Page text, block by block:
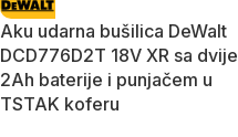
Aku udarna bušilica DeWalt
DCD776D2T 18V XR sa dvije
2Ah baterije i punjačem u
TSTAK koferu